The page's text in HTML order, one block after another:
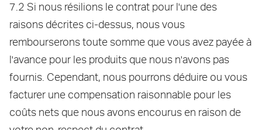
7.2 Si nous résilions le contrat pour l'une des
raisons décrites ci-dessus, nous vous
rembourserons toute somme que vous avez payée à
l'avance pour les produits que nous n'avons pas
fournis. Cependant, nous pourrons déduire ou vous
facturer une compensation raisonnable pour les
coûts nets que nous avons encourus en raison de